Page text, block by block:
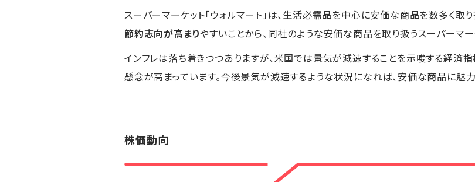
スーパーマーケット「ウォルマート」は、生活必需品を中心に安価な商品を数多く取
節約志向が高まりやすいことから、同社のような安価な商品を取り扱うスーパーマー
インフレは落ち着きつつありますが、米国では景気が減速することを示唆する経済
懸念が高まっています。今後景気が減速するような状況になれば、安価な商品に魅
株価動向